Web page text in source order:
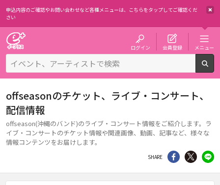
申込内容のご確認やお問い合わせなど各種メニューは、 こちらをタップしてご確認くだ
さい
ログイン 会員登録 メニュー
offseasonのチケット、ライブ・コンサート、
配信情報
offseason(沖縄のバンド)のライブ・コンサート情報をご紹介します。ラ
イブ・コンサートのチケット情報や関連画像、動画、記事など、様々な
情報コンテンツをお届けします。
SHARE シェア Twitter